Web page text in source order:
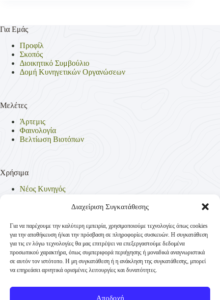
Διαχείριση Συγκατάθεσης
Για να παρέχουμε την καλύτερη εμπειρία, χρησιμοποιούμε τεχνολογίες όπως cookies
για την αποθήκευση ή/και την πρόσβαση σε πληροφορίες συσκευών. Η συγκατάθεση
για τις εν λόγω τεχνολογίες θα μας επιτρέψει να επεξεργαστούμε δεδομένα
προσωπικού χαρακτήρα, όπως συμπεριφορά περιήγησης ή μοναδικά αναγνωριστικά
σε αυτόν τον ιστότοπο. Η μη συγκατάθεση ή η ανάκληση της συγκατάθεσης, μπορεί
να επηρεάσει αρνητικά ορισμένες λειτουργίες και δυνατότητες.
Αποδοχή
Για Εμάς
Προφίλ
Σκοπός
Διοικητικό Συμβούλιο
Δομή Κυνηγετικών Οργανώσεων
Μελέτες
Άρτεμις
Φαινολογία
Βελτίωση Βιοτόπων
Χρήσιμα
Νέος Κυνηγός
Νομοθεσία
Πολιτική Απορρήτου
Πολιτική Cookies (ΕΕ)
Επικοινωνία
Κυνηγετική Συνομοσπονδία Ελλάδος